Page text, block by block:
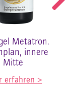
Metatron.
innere
Mitte
erfahren >